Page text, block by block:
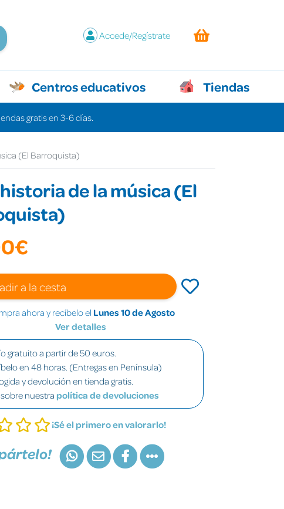
Accede/Regístrate
Centros educativos Tiendas
gratis en 3-6 días.
(El Barroquista)
de la música (El
a la cesta
ahora y recíbelo el Lunes 10 de Agosto
Ver detalles
gratuito a partir de 50 euros.
en 48 horas. (Entregas en Península)
y devolución en tienda gratis.
nuestra política de devoluciones
¡Sé el primero en valorarlo!